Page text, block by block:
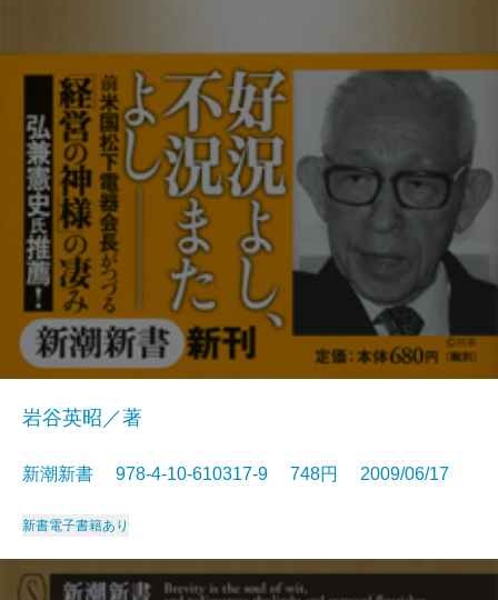
岩谷英昭／著
新潮新書 978-4-10-610317-9 748円 2009/06/17
新書電子書籍あり